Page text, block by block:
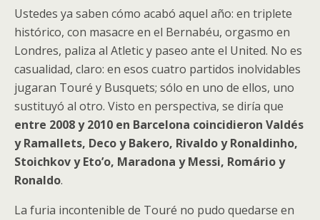
Ustedes ya saben cómo acabó aquel año: en triplete
histórico, con masacre en el Bernabéu, orgasmo en
Londres, paliza al Atletic y paseo ante el United. No es
casualidad, claro: en esos cuatro partidos inolvidables
jugaran Touré y Busquets; sólo en uno de ellos, uno
sustituyó al otro. Visto en perspectiva, se diría que
entre 2008 y 2010 en Barcelona coincidieron Valdés
y Ramallets, Deco y Bakero, Rivaldo y Ronaldinho,
Stoichkov y Eto’o, Maradona y Messi, Romário y
Ronaldo.
La furia incontenible de Touré no pudo quedarse en